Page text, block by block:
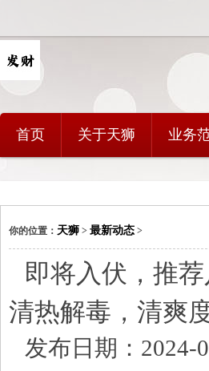
首页 关于天狮 业务
你的位置： 天狮 > 最新动态 >
即将入伏，推
清热解毒，清爽
发布日期：